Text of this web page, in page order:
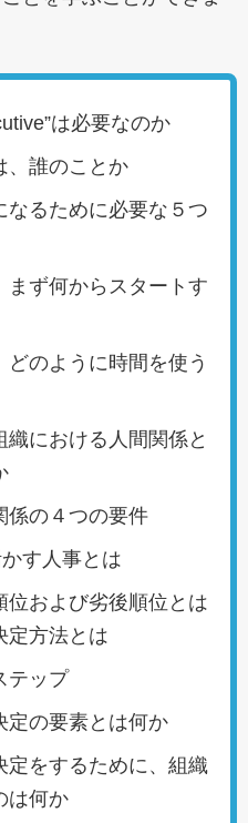
は必要なのか
、誰のことか
なるために必要な５つ
まず何からスタートす
のように時間を使う
における人間関係と
係の４つの要件
かす人事とは
位および劣後順位とは
定方法とは
テップ
定の要素とは何か
定をするために、組織
は何か